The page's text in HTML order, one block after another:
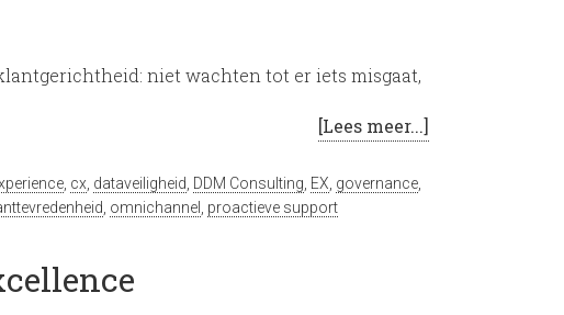
niet wachten tot er iets misgaat,
[Lees meer...]
cx dataveiligheid DDM Consulting EX governance
omnichannel proactieve support